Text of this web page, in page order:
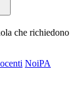
che richiedono
NoiPA